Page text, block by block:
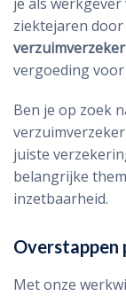
ziektejaren
vergoeding
Ben je op zoek
juiste
belangrijke
inzetbaarheid.
Overstappen
Met onze